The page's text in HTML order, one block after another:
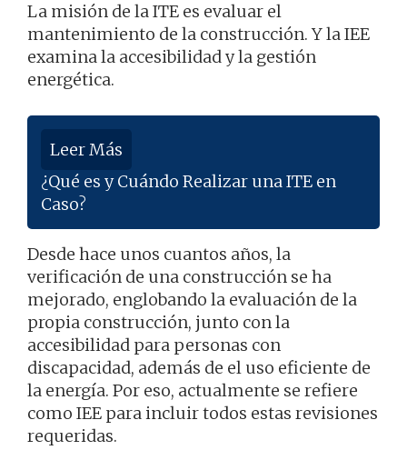
La misión de la ITE es evaluar el
mantenimiento de la construcción. Y la IEE
examina la accesibilidad y la gestión
energética.
Leer Más
¿Qué es y Cuándo Realizar una ITE en
Caso?
Desde hace unos cuantos años, la
verificación de una construcción se ha
mejorado, englobando la evaluación de la
propia construcción, junto con la
accesibilidad para personas con
discapacidad, además de el uso eficiente de
la energía. Por eso, actualmente se refiere
como IEE para incluir todos estas revisiones
requeridas.